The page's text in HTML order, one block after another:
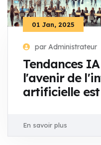
01 Jan, 2025
par Administrateur
Tendances
l'avenir de
artificielle
En savoir plus